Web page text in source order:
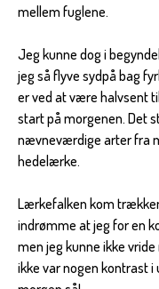
mellem fuglene.
Jeg kunne dog i
jeg så flyve sydpå bag
er ved at være halvsent
start på morgenen. Det
nævneværdige arter fra
hedelærke.
Lærkefalken kom
indrømme at jeg for en
men jeg kunne ikke
ikke var nogen kontrast